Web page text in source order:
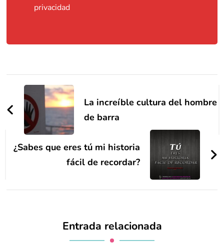
privacidad
Navegación
de
entradas
La increíble cultura del hombre
de barra
¿Sabes que eres tú mi historia
fácil de recordar?
Entrada relacionada